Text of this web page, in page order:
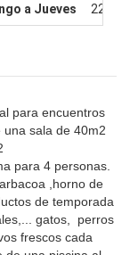
a Jueves 220€
para encuentros
sala de 40m2
para 4 personas.
,horno de
de temporada
gatos, perros
frescos cada